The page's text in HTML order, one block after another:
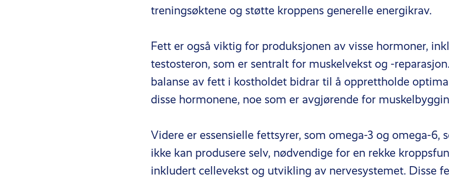
treningsøktene og støtte kroppens generelle energikrav.
Fett er også viktig for produksjonen av visse hormoner,
testosteron, som er sentralt for muskelvekst og -
balanse av fett i kostholdet bidrar til å opprettholde
disse hormonene, noe som er avgjørende for
Videre er essensielle fettsyrer, som omega-3 og omega-6,
ikke kan produsere selv, nødvendige for en rekke
inkludert cellevekst og utvikling av nervesystemet. Disse